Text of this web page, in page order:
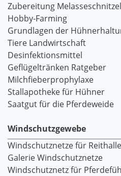
Zubereitung
Hobby-Farming
Grundlagen der
Tiere Landwirtschaft
Desinfektionsmittel
Geflügeltränken Ratgeber
Milchfieberprophylaxe
Stallapotheke für Hühner
Saatgut für die Pferdeweide
Windschutzgewebe
Windschutznetze für
Galerie Windschutznetze
Windschutznetz für